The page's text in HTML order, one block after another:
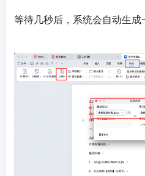
等待几秒后，系统会自动生成